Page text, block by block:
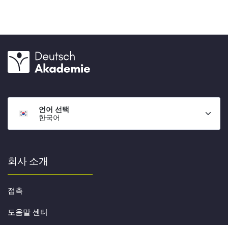
언어 선택
한국어
회사 소개
접촉
도움말 센터